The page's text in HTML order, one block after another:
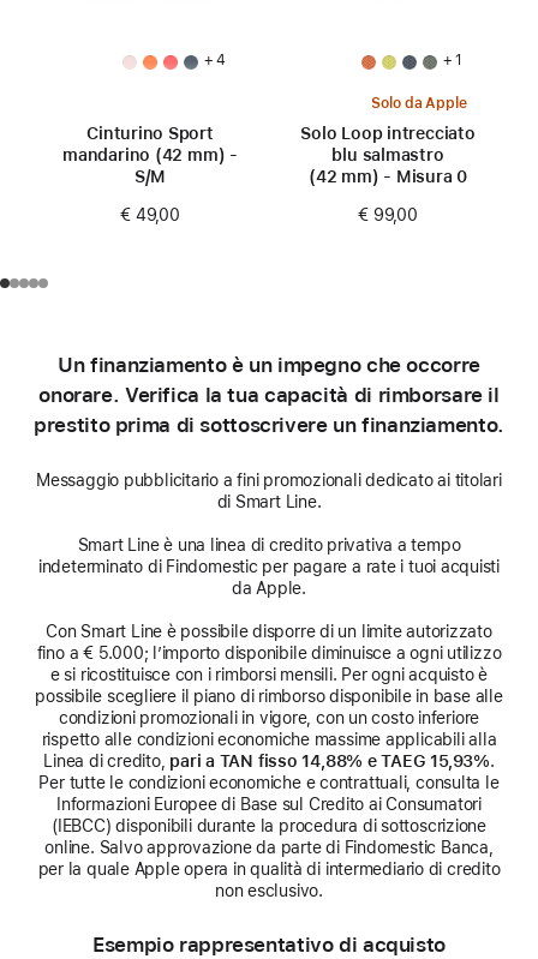
+ 4
Cinturino Sport
mandarino (42 mm) -
S/M
€ 49,00
+ 1
Solo da Apple
Solo Loop intrecciato
blu salmastro
(42 mm) - Misura 0
€ 99,00
Un finanziamento è un impegno che occorre
onorare. Verifica la tua capacità di rimborsare il
prestito prima di sottoscrivere un finanziamento.
Messaggio pubblicitario a fini promozionali dedicato ai titolari
di Smart Line.
Smart Line è una linea di credito privativa a tempo
indeterminato di Findomestic per pagare a rate i tuoi acquisti
da Apple.
Con Smart Line è possibile disporre di un limite autorizzato
fino a € 5.000; l’importo disponibile diminuisce a ogni utilizzo
e si ricostituisce con i rimborsi mensili. Per ogni acquisto è
possibile scegliere il piano di rimborso disponibile in base alle
condizioni promozionali in vigore, con un costo inferiore
rispetto alle condizioni economiche massime applicabili alla
Linea di credito, pari a TAN fisso 14,88% e TAEG 15,93%.
Per tutte le condizioni economiche e contrattuali, consulta le
Informazioni Europee di Base sul Credito ai Consumatori
(IEBCC) disponibili durante la procedura di sottoscrizione
online. Salvo approvazione da parte di Findomestic Banca,
per la quale Apple opera in qualità di intermediario di credito
non esclusivo.
Esempio rappresentativo di acquisto